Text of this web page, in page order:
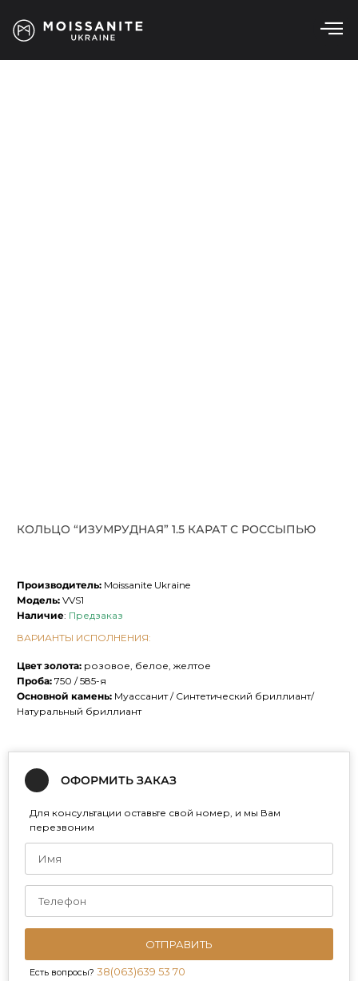
КОЛЬЦО “ИЗУМРУДНАЯ” 1.5 КАРАТ С РОССЫПЬЮ
Производитель: Moissanite Ukraine
Модель: VVS1
Наличие: Предзаказ
ВАРИАНТЫ ИСПОЛНЕНИЯ:
Цвет золота: розовое, белое, желтое
Проба: 750 / 585-я
Основной камень: Муассанит / Синтетический бриллиант/
Натуральный бриллиант
ОФОРМИТЬ ЗАКАЗ
Для консультации оставьте свой номер, и мы Вам
перезвоним
ОТПРАВИТЬ
Есть вопросы? 38(063)639 53 70